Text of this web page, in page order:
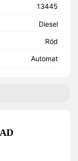
13445
Diesel
Röd
Automat